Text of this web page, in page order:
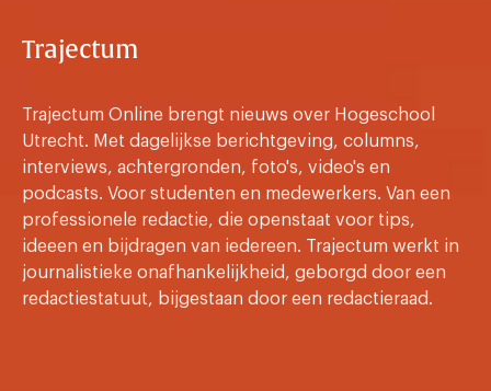
Trajectum
Trajectum Online brengt nieuws over Hogeschool
Utrecht. Met dagelijkse berichtgeving, columns,
interviews, achtergronden, foto's, video's en
podcasts. Voor studenten en medewerkers. Van een
professionele redactie, die openstaat voor tips,
ideeen en bijdragen van iedereen. Trajectum werkt in
journalistieke onafhankelijkheid, geborgd door een
redactiestatuut, bijgestaan door een redactieraad.